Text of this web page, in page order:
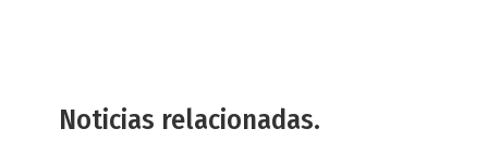
Noticias relacionadas.